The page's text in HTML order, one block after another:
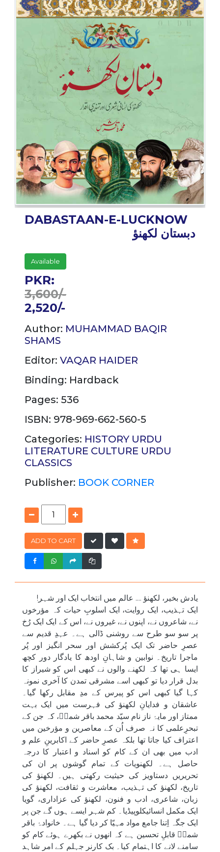
UPCOMINGS
BOOK
CATALOGUE
DABASTAAN-E-LUCKNOW
دبستان لکھنؤ
Available
PKR:
3,600/-
2,520/-
Author: MUHAMMAD BAQIR
SHAMS
Editor: VAQAR HAIDER
Binding: Hardback
Pages: 536
ISBN: 978-969-662-560-5
Categories: HISTORY URDU
LITERATURE CULTURE URDU
CLASSICS
Publisher: BOOK CORNER
ADD TO CART
یادش بخیر، لکھنؤ .... عالم میں انتخاب ایک اور شہر!
ایک تہذیب، ایک روایت، ایک اسلوبِ حیات کہ مؤرخوں
نے، شاعروں نے، اپنوں نے، غیروں نے، اس کے ایک ایک رُخ
پر سو سو طرح سے روشنی ڈالی ہے۔ عہدِ قدیم سے
عصرِ حاضر تک ایک پُرکشش اور سحر انگیز اور پُر
ماجرا تاریخ۔ نوابین و شاہانِ اودھ کا یادگار دور کچھ
ایسا ہی تھا کہ لکھنے والوں نے کبھی اس کو شیراز کا
بدل قرار دیا تو کبھی اسے مشرقی تمدن کا آخری نمونہ
کہا گیا کبھی اس کو پیرس کے مدِ مقابل رکھا گیا۔
عاشقان و فدایانِ لکھنؤ کی فہرست میں ایک بہت
ممتاز اور مایۂ ناز نام سیّد محمد باقر شمسؔ، کہ جن کے
تبحرِعلمی کا نہ صرف اُن کے معاصرین و مؤرخین میں
اعتراف کیا جاتا تھا بلکہ عصرِ حاضر کے اکابرینِ علم و
ادب میں بھی ان کے کام کو اسناد و اعتبار کا درجہ
حاصل ہے۔ لکھنویات کے تمام گوشوں پر ان کی
تحریریں دستاویز کی حیثیت رکھتی ہیں۔ لکھنؤ کی
تاریخ، لکھنؤ کی تہذیب، معاشرت و ثقافت، لکھنؤ کی
زبان، شاعری، ادب و فنون، لکھنؤ کی عزاداری، گویا
ایک مکمل انسائیکلوپیڈیا۔ کم شہر ایسے ہوں گے جن پر
ایک جگہ اِتنا جامع مواد مہیّا کر دیا گیا ہے۔ خانوادۂ باقر
شمسؔ قابلِ تحسین ہے کہ انھوں نے بکھرے ہوئے کام کو
سامنے لانے کا اہتمام کیا۔ بک کارنر جہلم کے امر شاہد